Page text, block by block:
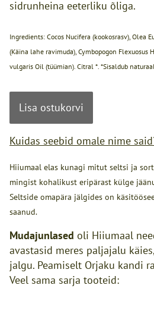
sidrunheina eeterliku õliga.
Ingredients: Cocos Nucifera (kookosrasv), Olea
(Käina lahe ravimuda), Cymbopogon Flexuosus
vulgaris Oil (tüümian). Citral *. *Sisaldub
Lisa ostukorvi
Kuidas seebid omale nime
Hiiumaal elas kunagi mitut seltsi ja
mingist kohalikust eripärast külge
Seltside omapära jälgides on
saanud.
Mudajunlased oli Hiiumaal
avastasid meres paljajalu
jalgu. Peamiselt Orjaku kandi
Veel sama sarja tooteid: